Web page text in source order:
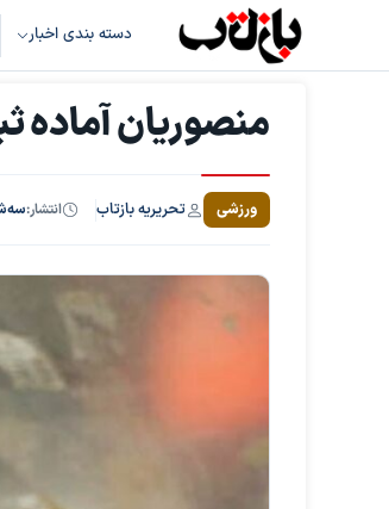
دسته بندی اخبار
منصوریان آماده
ورزشی تحریریه بازتاب انتشار:سه‌شنبه ۲۶